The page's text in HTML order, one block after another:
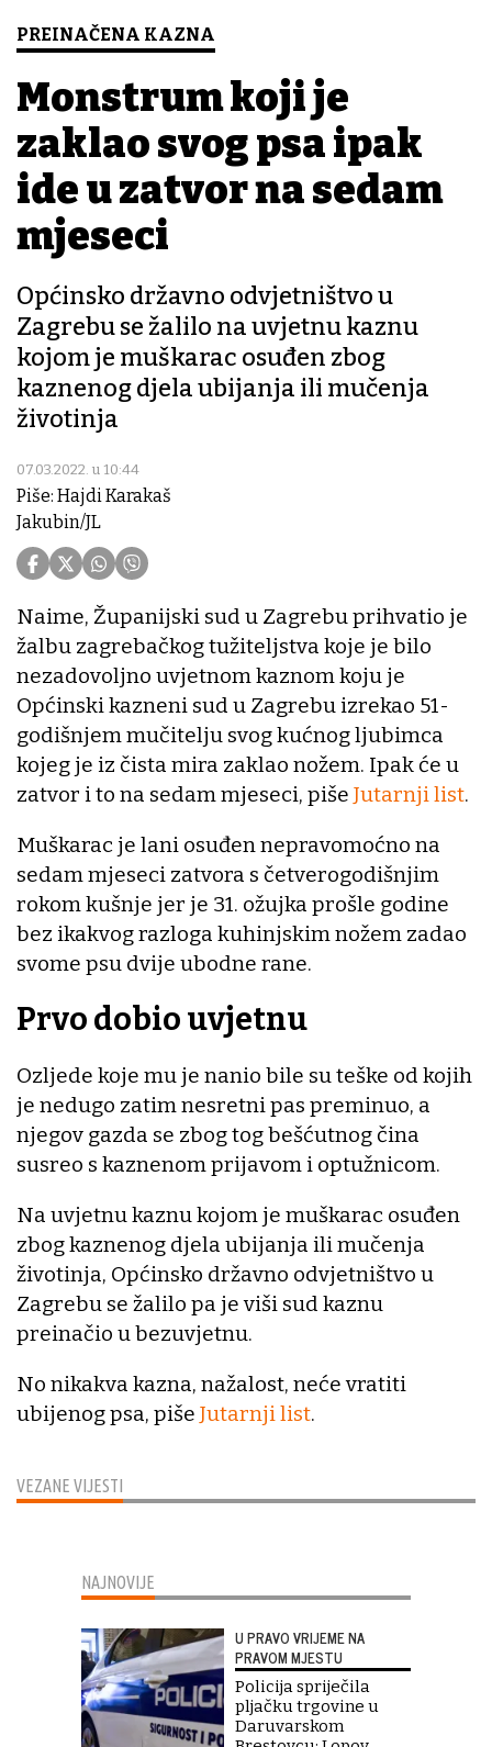
PREINAČENA KAZNA
Monstrum koji je
zaklao svog psa ipak
ide u zatvor na sedam
mjeseci
Općinsko državno odvjetništvo u
Zagrebu se žalilo na uvjetnu kaznu
kojom je muškarac osuđen zbog
kaznenog djela ubijanja ili mučenja
životinja
07.03.2022. u 10:44
Piše: Hajdi Karakaš
Jakubin/JL
VEZANE VIJESTI
Naime, Županijski sud u Zagrebu prihvatio je
žalbu zagrebačkog tužiteljstva koje je bilo
nezadovoljno uvjetnom kaznom koju je
Općinski kazneni sud u Zagrebu izrekao 51-
godišnjem mučitelju svog kućnog ljubimca
kojeg je iz čista mira zaklao nožem. Ipak će u
zatvor i to na sedam mjeseci, piše Jutarnji list.
Muškarac je lani osuđen nepravomoćno na
sedam mjeseci zatvora s četverogodišnjim
rokom kušnje jer je 31. ožujka prošle godine
bez ikakvog razloga kuhinjskim nožem zadao
svome psu dvije ubodne rane.
Prvo dobio uvjetnu
Ozljede koje mu je nanio bile su teške od kojih
je nedugo zatim nesretni pas preminuo, a
njegov gazda se zbog tog bešćutnog čina
susreo s kaznenom prijavom i optužnicom.
Na uvjetnu kaznu kojom je muškarac osuđen
zbog kaznenog djela ubijanja ili mučenja
životinja, Općinsko državno odvjetništvo u
Zagrebu se žalilo pa je viši sud kaznu
preinačio u bezuvjetnu.
No nikakva kazna, nažalost, neće vratiti
ubijenog psa, piše Jutarnji list.
NAJNOVIJE
U PRAVO VRIJEME NA
PRAVOM MJESTU
Policija spriječila
pljačku trgovine u
Daruvarskom